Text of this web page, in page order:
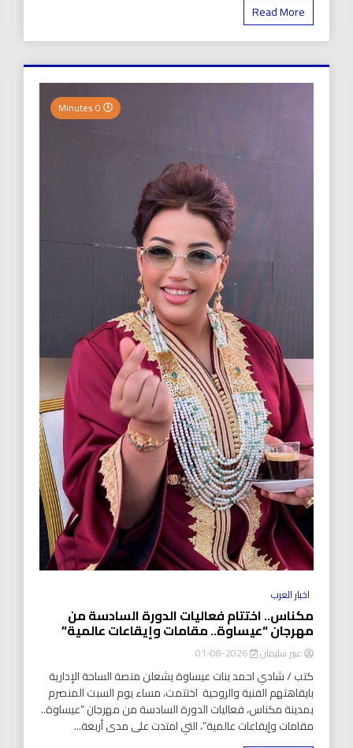
Read More
اخبار العرب
مكناس.. اختتام فعاليات الدورة السادسة من
مهرجان “عيساوة.. مقامات وإيقاعات عالمية”
عبير سليمان 2026-08-01
كتب / شادي احمد بنات عيساوة يشعلن منصة الساحة الإدارية
بايقاهتهم الفنية والروحية اختتمت، مساء يوم السبت المنصرم
بمدينة مكناس، فعاليات الدورة السادسة من مهرجان “عيساوة..
مقامات وإيقاعات عالمية”، التي امتدت على مدى أربعة...